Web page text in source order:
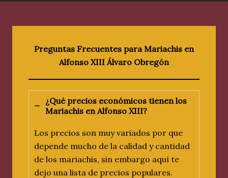
Preguntas Frecuentes para Mariachis en
Alfonso XIII Álvaro Obregón
¿Qué precios económicos tienen los
Mariachis en Alfonso XIII?
Los precios son muy variados por que
depende mucho de la calidad y cantidad
de los mariachis, sin embargo aquí te
dejo una lista de precios populares.